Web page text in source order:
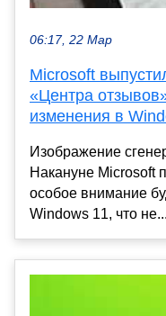
06:17, 22 Мар
Microsoft
«Центра
изменения в
Изображение
Накануне Microsoft
особое внимание
Windows 11, что не...